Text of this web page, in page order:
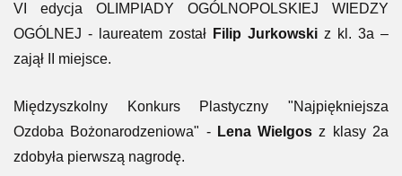
VI edycja OLIMPIADY OGÓLNOPOLSKIEJ WIEDZY
OGÓLNEJ - laureatem został Filip Jurkowski z kl. 3a –
zajął II miejsce.
Międzyszkolny Konkurs Plastyczny "Najpiękniejsza
Ozdoba Bożonarodzeniowa" - Lena Wielgos z klasy 2a
zdobyła pierwszą nagrodę.